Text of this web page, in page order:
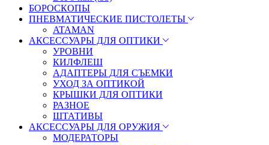
БОРОСКОПЫ
ПНЕВМАТИЧЕСКИЕ ПИСТОЛЕТЫ
ATAMAN
АКСЕССУАРЫ ДЛЯ ОПТИКИ
УРОВНИ
КИЛФЛЕШ
АДАПТЕРЫ ДЛЯ СЪЕМКИ
УХОД ЗА ОПТИКОЙ
КРЫШКИ ДЛЯ ОПТИКИ
РАЗНОЕ
ШТАТИВЫ
АКСЕССУАРЫ ДЛЯ ОРУЖИЯ
МОДЕРАТОРЫ